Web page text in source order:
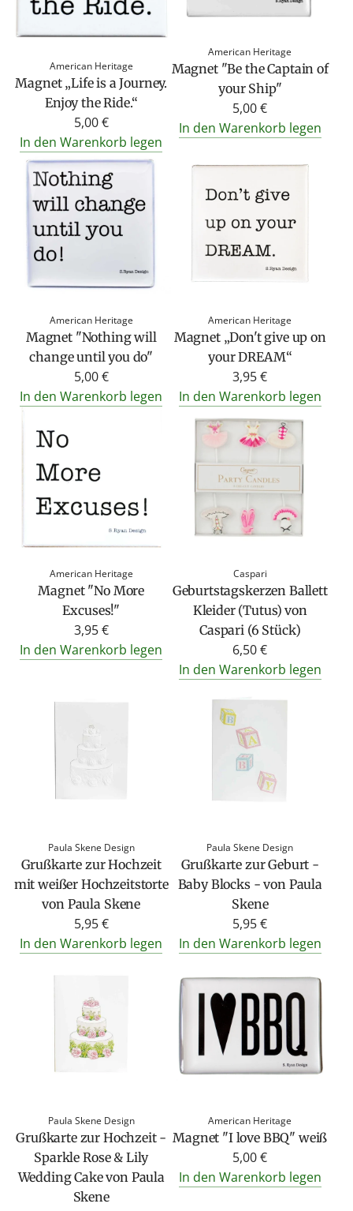
American Heritage
Magnet „Life is a Journey.
Enjoy the Ride.“
5,00 €
In den Warenkorb legen
American Heritage
Magnet "Be the Captain of
your Ship"
5,00 €
In den Warenkorb legen
American Heritage
Magnet "Nothing will
change until you do"
5,00 €
In den Warenkorb legen
American Heritage
Magnet „Don't give up on
your DREAM“
3,95 €
In den Warenkorb legen
American Heritage
Magnet "No More
Excuses!"
3,95 €
In den Warenkorb legen
Caspari
Geburtstagskerzen Ballett
Kleider (Tutus) von
Caspari (6 Stück)
6,50 €
In den Warenkorb legen
Paula Skene Design
Grußkarte zur Hochzeit
mit weißer Hochzeitstorte
von Paula Skene
5,95 €
In den Warenkorb legen
Paula Skene Design
Grußkarte zur Geburt -
Baby Blocks - von Paula
Skene
5,95 €
In den Warenkorb legen
Paula Skene Design
Grußkarte zur Hochzeit -
Sparkle Rose & Lily
Wedding Cake von Paula
Skene
American Heritage
Magnet "I love BBQ" weiß
5,00 €
In den Warenkorb legen